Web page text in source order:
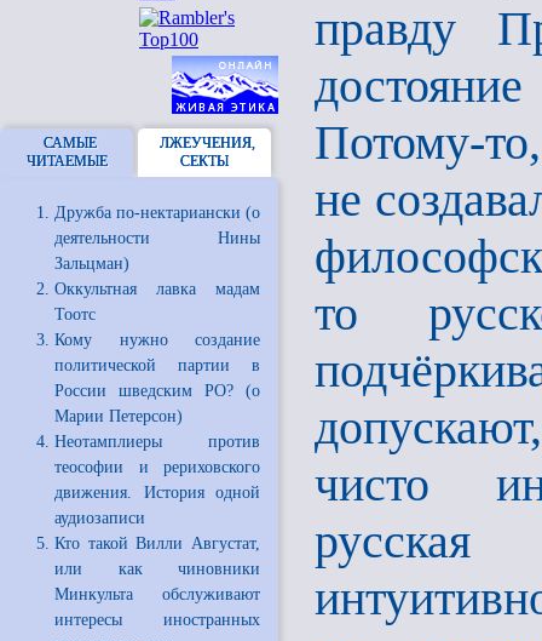
САМЫЕ
ЧИТАЕМЫЕ
ЛЖЕУЧЕНИЯ,
СЕКТЫ
Дружба по-нектариански (о
деятельности Нины
Зальцман)
Оккультная лавка мадам
Тоотс
Кому нужно создание
политической партии в
России шведским РО? (о
Марии Петерсон)
Неотамплиеры против
теософии и рериховского
движения. История одной
аудиозаписи
Кто такой Вилли Августат,
или как чиновники
Минкульта обслуживают
интересы иностранных
правду
Потому-
не
то
чисто